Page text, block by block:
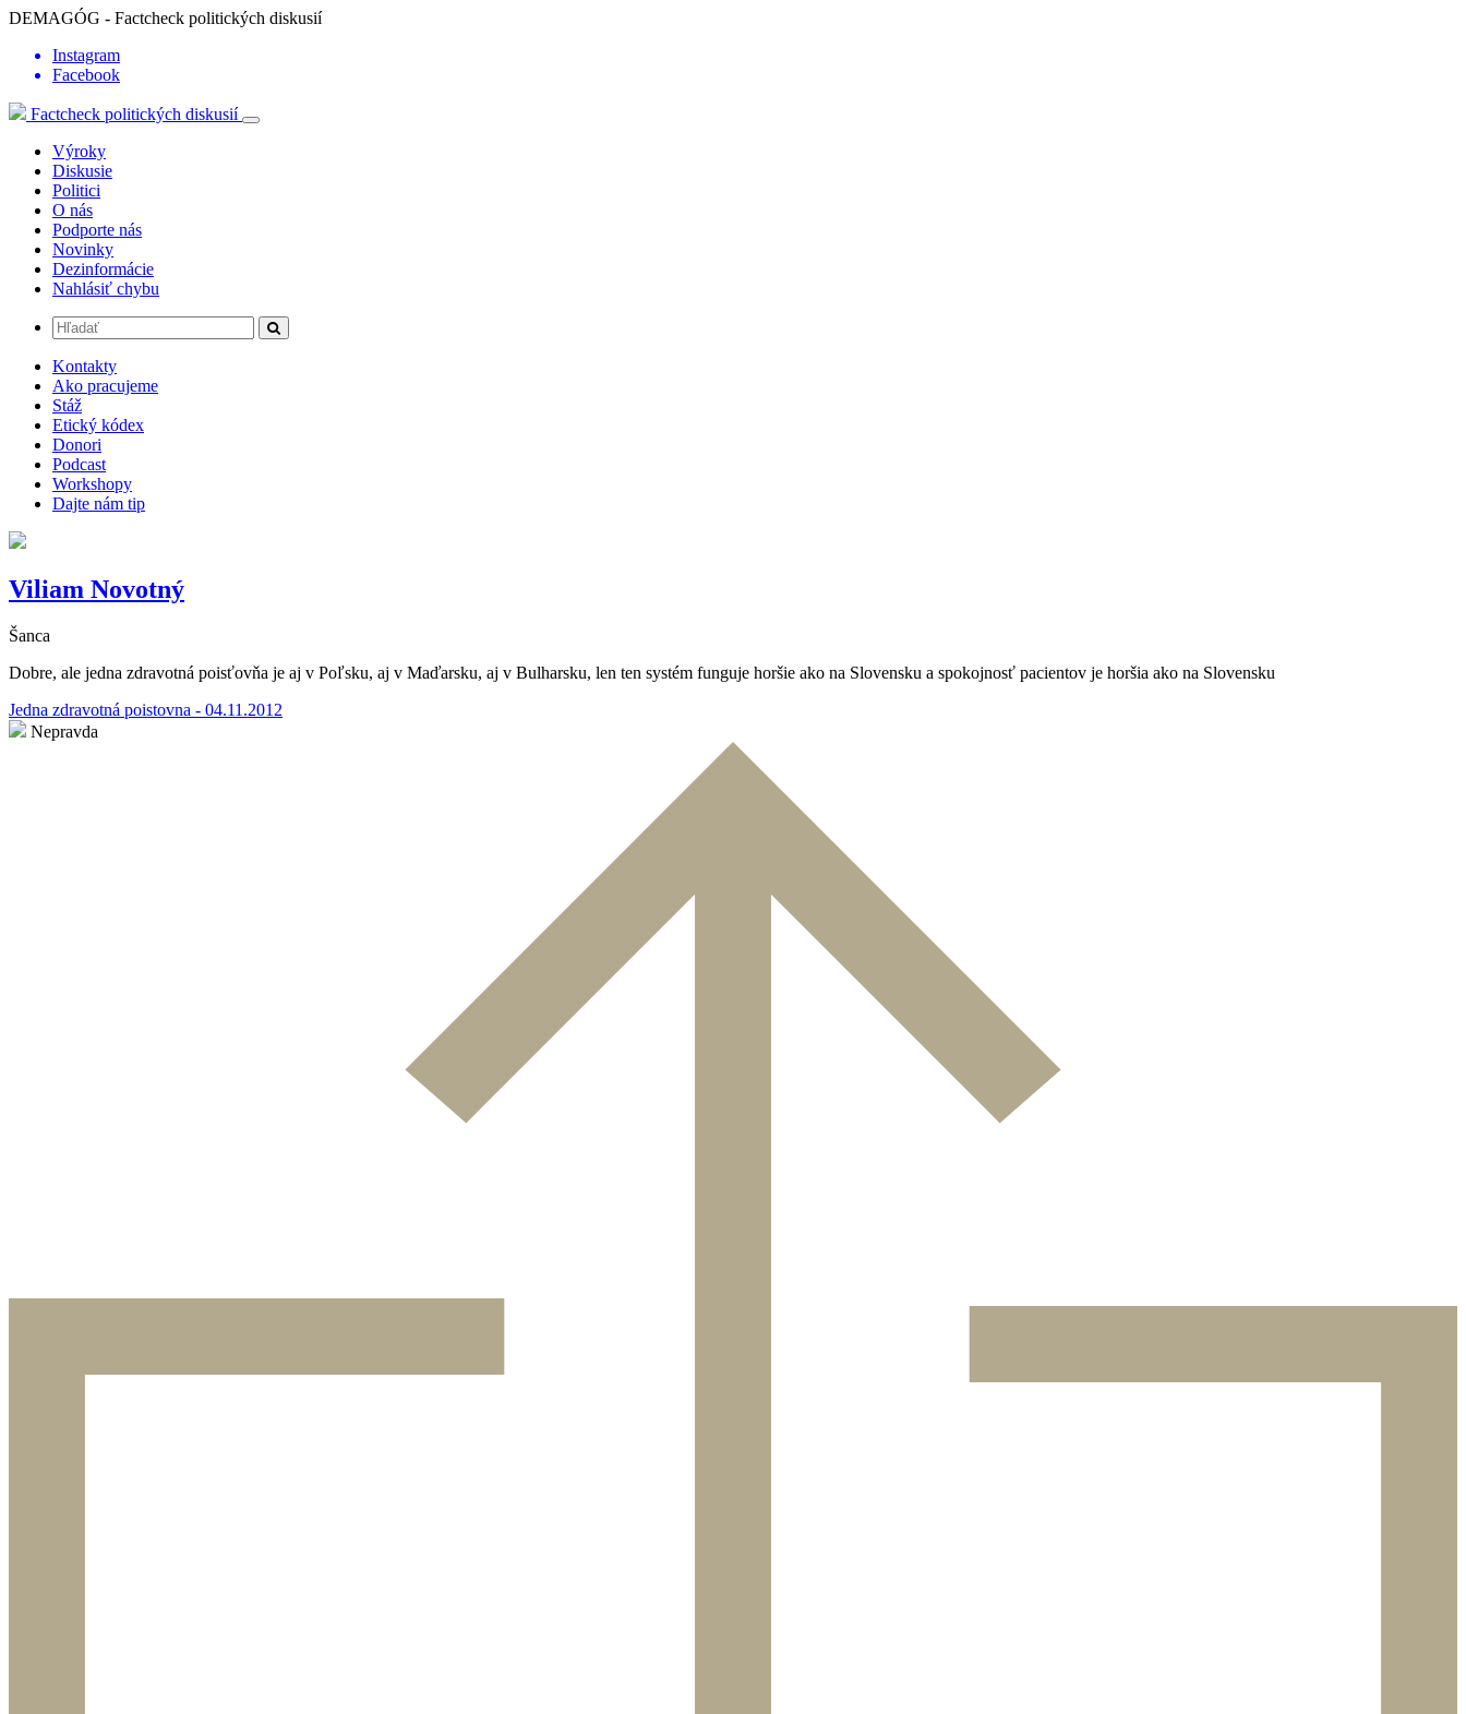
DEMAGÓG - Factcheck politických diskusií
Instagram
Facebook
Factcheck politických diskusií
Výroky
Diskusie
Politici
O nás
Podporte nás
Novinky
Dezinformácie
Nahlásiť chybu
Kontakty
Ako pracujeme
Stáž
Etický kódex
Donori
Podcast
Workshopy
Dajte nám tip
Viliam Novotný
Šanca
Dobre, ale jedna zdravotná poisťovňa je aj v Poľsku, aj v Maďarsku, aj v Bulharsku, len ten systém funguje horšie ako na Slovensku a spokojnosť pacientov je horšia ako na Slovensku
Jedna zdravotná poistovna - 04.11.2012
Nepravda